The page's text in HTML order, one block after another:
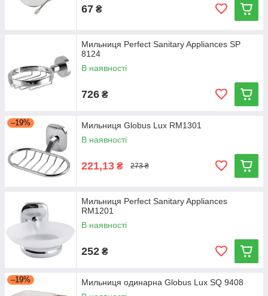
67 ₴
Мильниця Perfect Sanitary Appliances SP
8124
В наявності
726 ₴
–19%
Мильниця Globus Lux RM1301
В наявності
221,13 ₴ 273 ₴
Мильниця Perfect Sanitary Appliances
RM1201
В наявності
252 ₴
–19%
Мильниця одинарна Globus Lux SQ 9408